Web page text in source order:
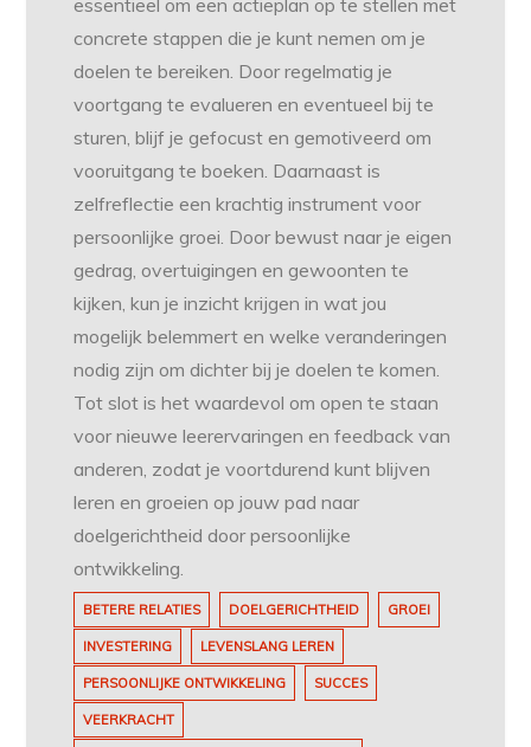
essentieel om een actieplan op te stellen met
concrete stappen die je kunt nemen om je
doelen te bereiken. Door regelmatig je
voortgang te evalueren en eventueel bij te
sturen, blijf je gefocust en gemotiveerd om
vooruitgang te boeken. Daarnaast is
zelfreflectie een krachtig instrument voor
persoonlijke groei. Door bewust naar je eigen
gedrag, overtuigingen en gewoonten te
kijken, kun je inzicht krijgen in wat jou
mogelijk belemmert en welke veranderingen
nodig zijn om dichter bij je doelen te komen.
Tot slot is het waardevol om open te staan
voor nieuwe leerervaringen en feedback van
anderen, zodat je voortdurend kunt blijven
leren en groeien op jouw pad naar
doelgerichtheid door persoonlijke
ontwikkeling.
BETERE RELATIES DOELGERICHTHEID GROEI
INVESTERING LEVENSLANG LEREN
PERSOONLIJKE ONTWIKKELING SUCCES
VEERKRACHT